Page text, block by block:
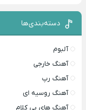
دسته‌بندی‌ها
آلبوم
آهنگ خارجی
آهنگ رپ
آهنگ روسیه ای
آهنگ های بی کلام